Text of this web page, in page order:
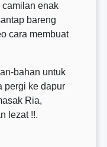
enak
bareng
cara membuat
bahan untuk
pergi ke dapur
Ria,
lezat !!.